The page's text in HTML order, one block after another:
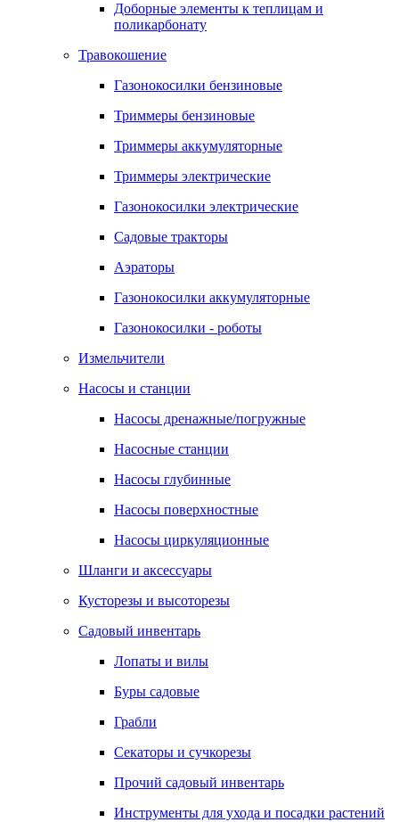
Доборные элементы к теплицам и
поликарбонату
Травокошение
Газонокосилки бензиновые
Триммеры бензиновые
Триммеры аккумуляторные
Триммеры электрические
Газонокосилки электрические
Садовые тракторы
Аэраторы
Газонокосилки аккумуляторные
Газонокосилки - роботы
Измельчители
Насосы и станции
Насосы дренажные/погружные
Насосные станции
Насосы глубинные
Насосы поверхностные
Насосы циркуляционные
Шланги и аксессуары
Кусторезы и высоторезы
Садовый инвентарь
Лопаты и вилы
Буры садовые
Грабли
Секаторы и сучкорезы
Прочий садовый инвентарь
Инструменты для ухода и посадки растений